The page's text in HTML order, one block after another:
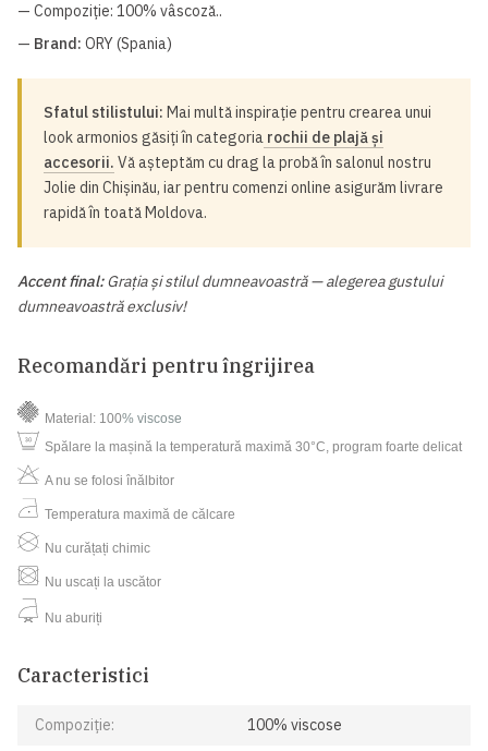
— Compoziție: 100% vâscoză..
— Brand: ORY (Spania)
Sfatul stilistului: Mai multă inspirație pentru crearea unui
look armonios găsiți în categoria rochii de plajă și
accesorii. Vă așteptăm cu drag la probă în salonul nostru
Jolie din Chișinău, iar pentru comenzi online asigurăm livrare
rapidă în toată Moldova.
Accent final:Grația și stilul dumneavoastră — alegerea gustului
dumneavoastră exclusiv!
Recomandări pentru îngrijirea
Material: 100% viscose
Spălare la mașină la temperatură maximă 30°C, program foarte delicat
A nu se folosi înălbitor
Temperatura maximă de călcare
Nu curățați chimic
Nu uscați la uscător
Nu aburiți
Caracteristici
Compoziție: 100% viscose